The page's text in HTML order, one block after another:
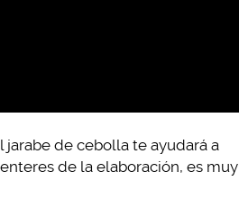
de cebolla te ayudará a
de la elaboración, es muy